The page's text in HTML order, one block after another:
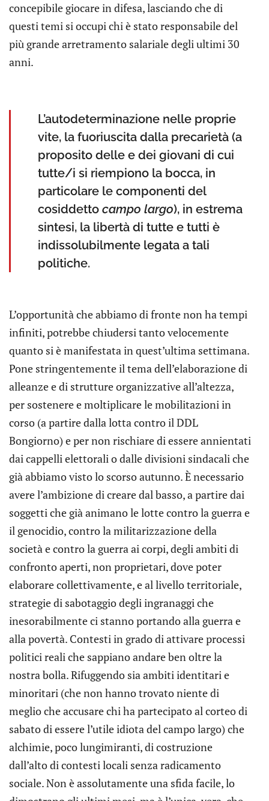
concepibile giocare in difesa, lasciando che di
questi temi si occupi chi è stato responsabile del
più grande arretramento salariale degli ultimi 30
anni.
L’autodeterminazione nelle proprie
vite, la fuoriuscita dalla precarietà (a
proposito delle e dei giovani di cui
tutte/i si riempiono la bocca, in
particolare le componenti del
cosiddetto campo largo), in estrema
sintesi, la libertà di tutte e tutti è
indissolubilmente legata a tali
politiche.
L’opportunità che abbiamo di fronte non ha tempi
infiniti, potrebbe chiudersi tanto velocemente
quanto si è manifestata in quest’ultima settimana.
Pone stringentemente il tema dell’elaborazione di
alleanze e di strutture organizzative all’altezza,
per sostenere e moltiplicare le mobilitazioni in
corso (a partire dalla lotta contro il DDL
Bongiorno) e per non rischiare di essere annientati
dai cappelli elettorali o dalle divisioni sindacali che
già abbiamo visto lo scorso autunno. È necessario
avere l’ambizione di creare dal basso, a partire dai
soggetti che già animano le lotte contro la guerra e
il genocidio, contro la militarizzazione della
società e contro la guerra ai corpi, degli ambiti di
confronto aperti, non proprietari, dove poter
elaborare collettivamente, e al livello territoriale,
strategie di sabotaggio degli ingranaggi che
inesorabilmente ci stanno portando alla guerra e
alla povertà. Contesti in grado di attivare processi
politici reali che sappiano andare ben oltre la
nostra bolla. Rifuggendo sia ambiti identitari e
minoritari (che non hanno trovato niente di
meglio che accusare chi ha partecipato al corteo di
sabato di essere l’utile idiota del campo largo) che
alchimie, poco lungimiranti, di costruzione
dall’alto di contesti locali senza radicamento
sociale. Non è assolutamente una sfida facile, lo